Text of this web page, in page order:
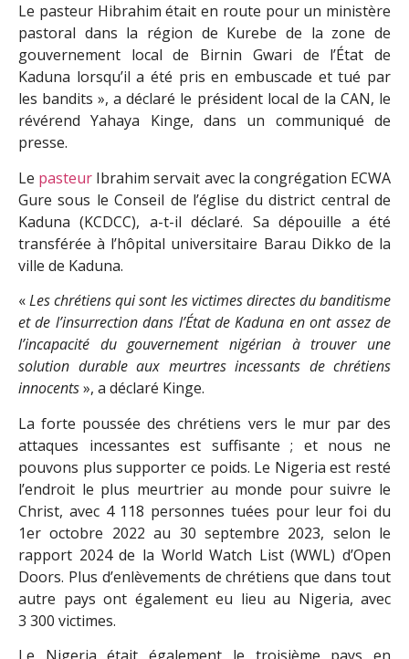
Le pasteur Hibrahim était en route pour un ministère
pastoral dans la région de Kurebe de la zone de
gouvernement local de Birnin Gwari de l’État de
Kaduna lorsqu’il a été pris en embuscade et tué par
les bandits », a déclaré le président local de la CAN, le
révérend Yahaya Kinge, dans un communiqué de
presse.
Le pasteur Ibrahim servait avec la congrégation ECWA
Gure sous le Conseil de l’église du district central de
Kaduna (KCDCC), a-t-il déclaré. Sa dépouille a été
transférée à l’hôpital universitaire Barau Dikko de la
ville de Kaduna.
«Les chrétiens qui sont les victimes directes du banditisme
et de l’insurrection dans l’État de Kaduna en ont assez de
l’incapacité du gouvernement nigérian à trouver une
solution durable aux meurtres incessants de chrétiens
innocents», a déclaré Kinge.
La forte poussée des chrétiens vers le mur par des
attaques incessantes est suffisante ; et nous ne
pouvons plus supporter ce poids. Le Nigeria est resté
l’endroit le plus meurtrier au monde pour suivre le
Christ, avec 4 118 personnes tuées pour leur foi du
1er octobre 2022 au 30 septembre 2023, selon le
rapport 2024 de la World Watch List (WWL) d’Open
Doors. Plus d’enlèvements de chrétiens que dans tout
autre pays ont également eu lieu au Nigeria, avec
3 300 victimes.